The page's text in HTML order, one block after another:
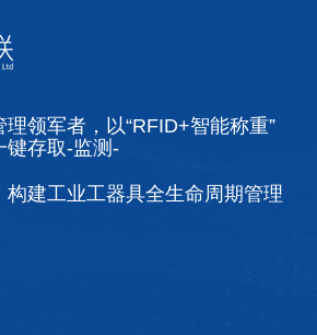
领军者，以“RFID+智能称重”
键存取-监测-
构建工业工器具全生命周期管理